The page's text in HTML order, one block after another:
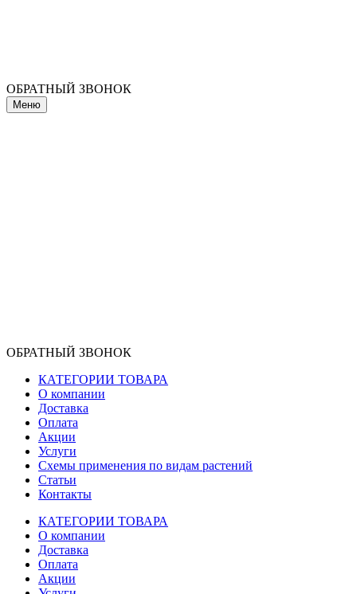
ОБРАТНЫЙ ЗВОНОК
Меню
ОБРАТНЫЙ ЗВОНОК
КАТЕГОРИИ ТОВАРА
О компании
Доставка
Оплата
Акции
Услуги
Схемы применения по видам растений
Статьи
Контакты
КАТЕГОРИИ ТОВАРА
О компании
Доставка
Оплата
Акции